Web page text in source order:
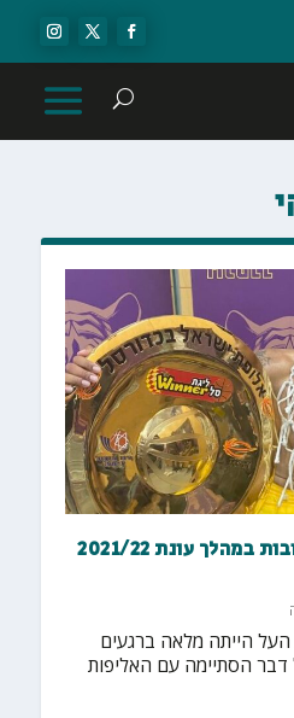
10 ההחתמות הכי טובות במהלך עונת 2021/22
22 בליגת העל הייתה מלאה ברגעים
דבר הסתיימה עם האליפות